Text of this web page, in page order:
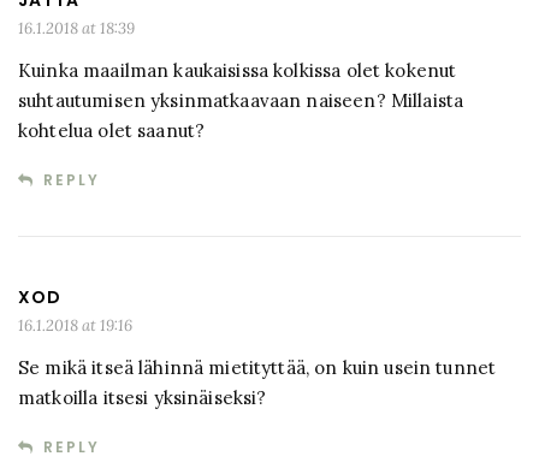
16.1.2018 at 18:39
Kuinka maailman kaukaisissa kolkissa olet kokenut
suhtautumisen yksinmatkaavaan naiseen? Millaista
kohtelua olet saanut?
REPLY
XOD
16.1.2018 at 19:16
Se mikä itseä lähinnä mietityttää, on kuin usein tunnet
matkoilla itsesi yksinäiseksi?
REPLY